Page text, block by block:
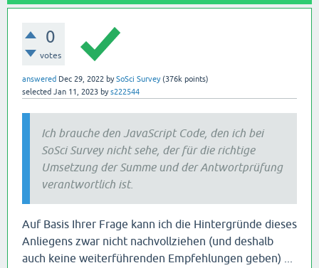
0
votes
answered Dec 29, 2022 bySoSci Survey (376k points)
selected Jan 11, 2023 bys222544
Ich brauche den JavaScript Code, den ich bei
SoSci Survey nicht sehe, der für die richtige
Umsetzung der Summe und der Antwortprüfung
verantwortlich ist.
Auf Basis Ihrer Frage kann ich die Hintergründe dieses
Anliegens zwar nicht nachvollziehen (und deshalb
auch keine weiterführenden Empfehlungen geben) ...